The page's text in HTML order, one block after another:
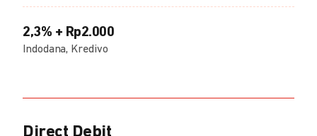
2,3% + Rp2.000
Indodana, Kredivo
Direct Debit